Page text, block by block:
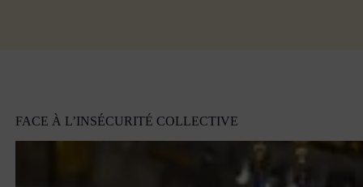
FACE À L’INSÉCURITÉ COLLECTIVE